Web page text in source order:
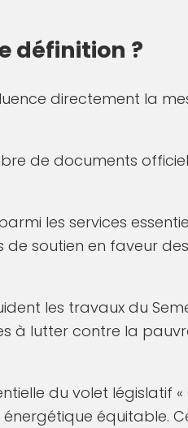
définition ?
directement la
de documents
les services
soutien en faveur
les travaux du
à lutter contre la
du volet législatif «
équitable.